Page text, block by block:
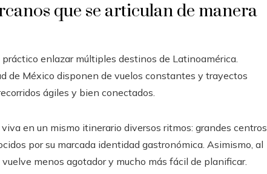
que se articulan de manera
enlazar múltiples destinos de Latinoamérica.
de México disponen de vuelos constantes y trayectos
ágiles y bien conectados.
en un mismo itinerario diversos ritmos: grandes centros
por su marcada identidad gastronómica. Asimismo, al
menos agotador y mucho más fácil de planificar.